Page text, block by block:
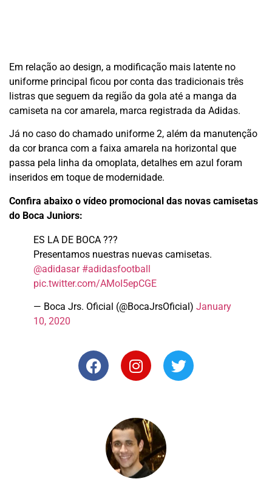
Em relação ao design, a modificação mais latente no
uniforme principal ficou por conta das tradicionais três
listras que seguem da região da gola até a manga da
camiseta na cor amarela, marca registrada da Adidas.
Já no caso do chamado uniforme 2, além da manutenção
da cor branca com a faixa amarela na horizontal que
passa pela linha da omoplata, detalhes em azul foram
inseridos em toque de modernidade.
Confira abaixo o vídeo promocional das novas camisetas
do Boca Juniors:
ES LA DE BOCA ???
Presentamos nuestras nuevas camisetas.
@adidasar #adidasfootball
pic.twitter.com/AMoI5epCGE
— Boca Jrs. Oficial (@BocaJrsOficial) January
10, 2020